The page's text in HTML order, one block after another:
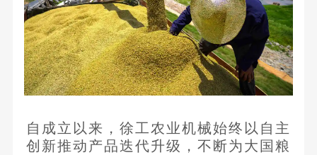
自成立以来，徐工农业机械始终以自主
创新推动产品迭代升级，不断为大国粮